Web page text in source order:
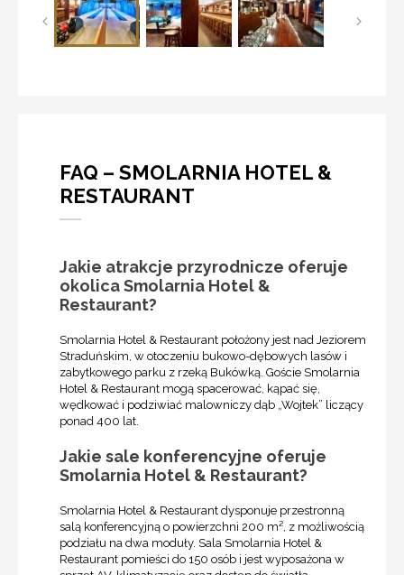
FAQ – SMOLARNIA HOTEL &
RESTAURANT
Jakie atrakcje przyrodnicze oferuje
okolica Smolarnia Hotel &
Restaurant?
Smolarnia Hotel & Restaurant położony jest nad Jeziorem
Straduńskim, w otoczeniu bukowo-dębowych lasów i
zabytkowego parku z rzeką Bukówką. Goście Smolarnia
Hotel & Restaurant mogą spacerować, kąpać się,
wędkować i podziwiać malowniczy dąb „Wojtek” liczący
ponad 400 lat.
Jakie sale konferencyjne oferuje
Smolarnia Hotel & Restaurant?
Smolarnia Hotel & Restaurant dysponuje przestronną
salą konferencyjną o powierzchni 200 m², z możliwością
podziału na dwa moduły. Sala Smolarnia Hotel &
Restaurant pomieści do 150 osób i jest wyposażona w